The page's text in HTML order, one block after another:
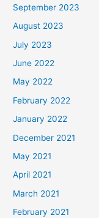
September 2023
August 2023
July 2023
June 2022
May 2022
February 2022
January 2022
December 2021
May 2021
April 2021
March 2021
February 2021